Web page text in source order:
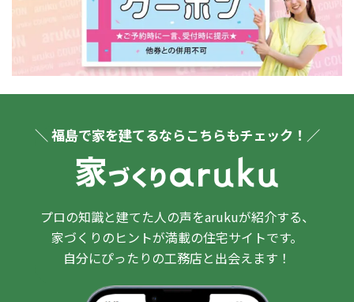
＼ 福島で家を建てるならこちらもチェック！／
プロの知識と建てた人の声をarukuが紹介する、
家づくりのヒントが満載の住宅サイトです。
自分にぴったりの工務店と出会えます！